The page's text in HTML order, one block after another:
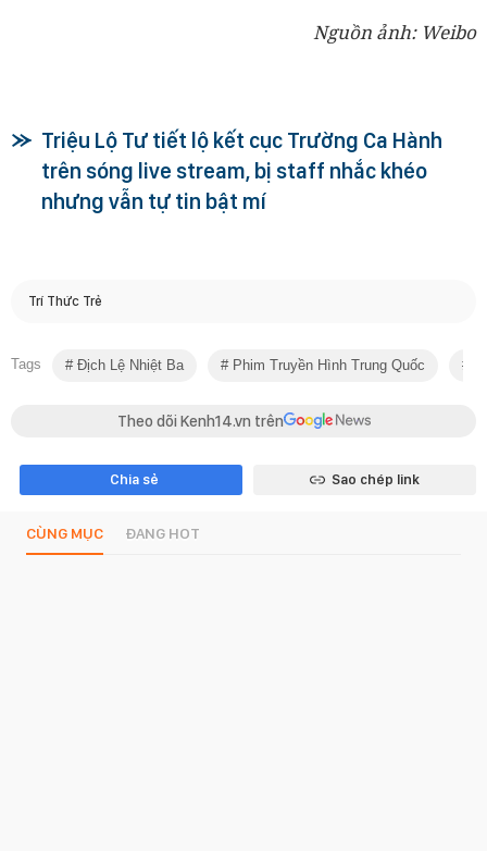
Nguồn ảnh: Weibo
Triệu Lộ Tư tiết lộ kết cục Trường Ca Hành
trên sóng live stream, bị staff nhắc khéo
nhưng vẫn tự tin bật mí
Trí Thức Trẻ
Tags Địch Lệ Nhiệt Ba Phim Truyền Hình Trung Quốc
Theo dõi Kenh14.vn trên
Chia sẻ Sao chép link
CÙNG MỤC ĐANG HOT